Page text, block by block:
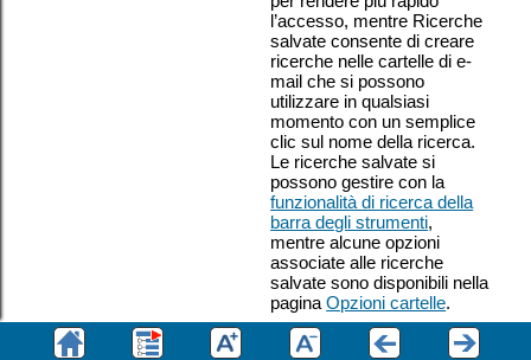
l’accesso, mentre Ricerche
salvate consente di creare
ricerche nelle cartelle di e-
mail che si possono
utilizzare in qualsiasi
momento con un semplice
clic sul nome della ricerca.
Le ricerche salvate si
possono gestire con la
funzionalità di ricerca della
barra degli strumenti,
mentre alcune opzioni
associate alle ricerche
salvate sono disponibili nella
paginaOpzioni cartelle.
Fare clic con il pulsante